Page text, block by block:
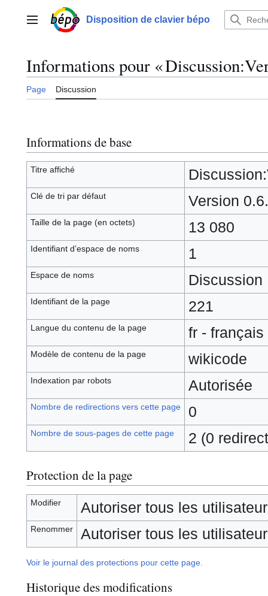
contenuMenu principalDisposition de clavier bépo
Informations pour «
Page Discussion
Informations de base
Titre affiché
Clé de tri par défaut Version
Taille de la page (en octets) 13 080
Identifiant dʼespace de noms 1
Espace de noms Discussion
Identifiant de la page 221
Langue du contenu de la page fr - français
Modèle de contenu de la page wikicode
Indexation par robots Autorisée
Nombre de redirections vers cette page 0
Nombre de sous-pages de cette page 2 (0
Protection de la page
Modifier Autoriser tous les
Renommer Autoriser tous les
Voir le journal des protections pour cette page.
Historique des modifications